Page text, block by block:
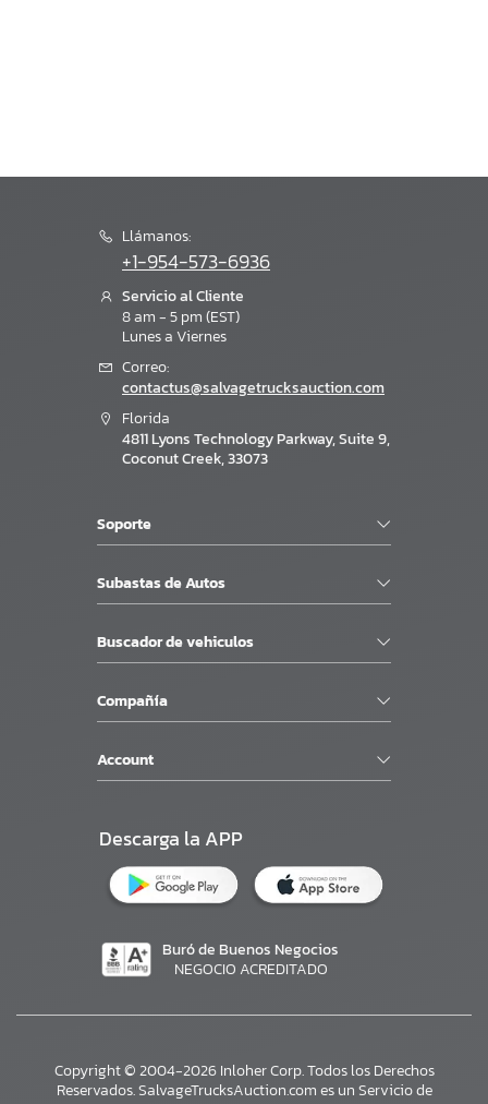
Llámanos:
+1-954-573-6936
Servicio al Cliente
8 am - 5 pm (EST)
Lunes a Viernes
Correo:
contactus@salvagetrucksauction.com
Florida
4811 Lyons Technology Parkway, Suite 9,
Coconut Creek, 33073
Soporte
Subastas de Autos
Buscador de vehiculos
Compañía
Account
Descarga la APP
Buró de Buenos Negocios
NEGOCIO ACREDITADO
Copyright © 2004-2026 Inloher Corp. Todos los Derechos
Reservados. SalvageTrucksAuction.com es un Servicio de